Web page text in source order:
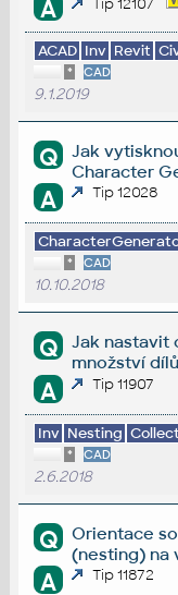
A Tip 12107
ACAD Inv Revit
* CAD
9.1.2019
Q
Jak
Character
A Tip 12028
* CAD
10.10.2018
Q
Jak nastavit
množství
A Tip 11907
Inv Nesting
* CAD
2.6.2018
Q
Orientace
(nesting) na
A Tip 11872